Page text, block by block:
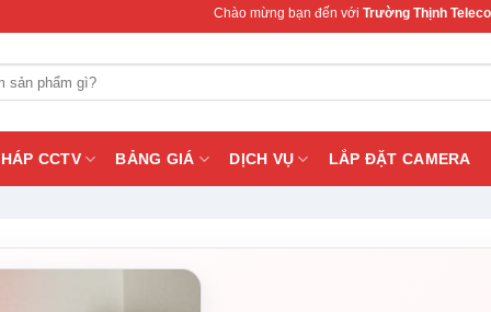
Chào mừng bạn đến vớiTrường Thịnh Telecom– Chuyên
CCTV BẢNG GIÁ DỊCH VỤ LẮP ĐẶT CAMERA